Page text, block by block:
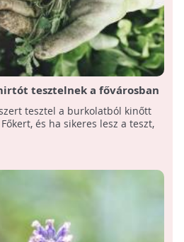
tesztelnek a fővárosban
tesztel a burkolatból kinőtt
és ha sikeres lesz a teszt,